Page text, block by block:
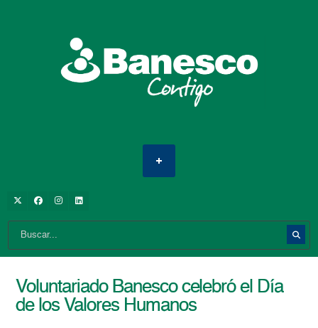
Voluntariado Banesco celebró el Día
de los Valores Humanos